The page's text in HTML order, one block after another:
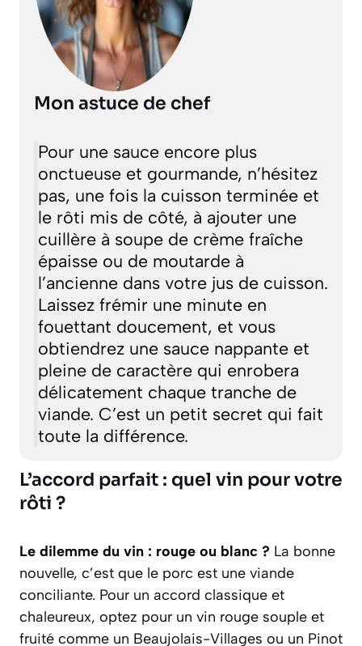
Mon astuce de chef
Pour une sauce encore plus
onctueuse et gourmande, n’hésitez
pas, une fois la cuisson terminée et
le rôti mis de côté, à ajouter une
cuillère à soupe de crème fraîche
épaisse ou de moutarde à
l’ancienne dans votre jus de cuisson.
Laissez frémir une minute en
fouettant doucement, et vous
obtiendrez une sauce nappante et
pleine de caractère qui enrobera
délicatement chaque tranche de
viande. C’est un petit secret qui fait
toute la différence.
L’accord parfait : quel vin pour votre
rôti ?
Le dilemme du vin : rouge ou blanc ? La bonne
nouvelle, c’est que le porc est une viande
conciliante. Pour un accord classique et
chaleureux, optez pour un vin rouge souple et
fruité comme un Beaujolais-Villages ou un Pinot